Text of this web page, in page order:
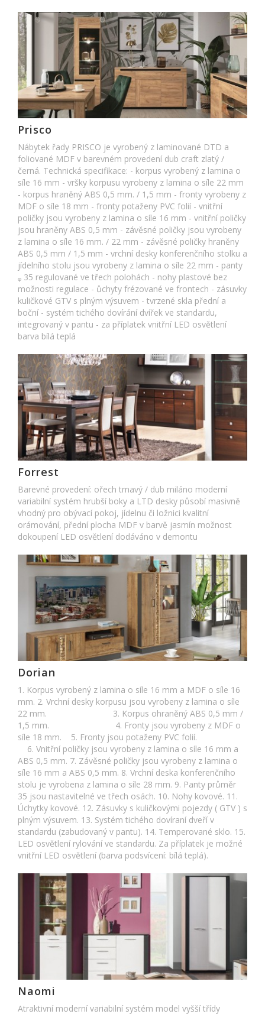
Prisco
Nábytek řady PRISCO je vyrobený z laminované DTD a
foliované MDF v barevném provedení dub craft zlatý /
černá. Technická specifikace: - korpus vyrobený z lamina o
síle 16 mm - vršky korpusu vyrobeny z lamina o síle 22 mm
- korpus hraněný ABS 0,5 mm. / 1,5 mm - fronty vyrobeny z
MDF o síle 18 mm - fronty potaženy PVC folií - vnitřní
poličky jsou vyrobeny z lamina o síle 16 mm - vnitřní poličky
jsou hraněny ABS 0,5 mm - závěsné poličky jsou vyrobeny
z lamina o síle 16 mm. / 22 mm - závěsné poličky hraněny
ABS 0,5 mm / 1,5 mm - vrchní desky konferenčního stolku a
jídelního stolu jsou vyrobeny z lamina o síle 22 mm - panty
ᵩ 35 regulované ve třech polohách - nohy plastové bez
možnosti regulace - ůchyty frézované ve frontech - zásuvky
kuličkové GTV s plným výsuvem - tvrzené skla přední a
boční - systém tichého dovírání dvířek ve standardu,
integrovaný v pantu - za příplatek vnitřní LED osvětlení
barva bílá teplá
Forrest
Barevné provedení: ořech tmavý / dub miláno moderní
variabilní systém hrubší boky a LTD desky působí masivně
vhodný pro obývací pokoj, jídelnu či ložnici kvalitní
orámování, přední plocha MDF v barvě jasmín možnost
dokoupení LED osvětlení dodáváno v demontu
Dorian
1. Korpus vyrobený z lamina o síle 16 mm a MDF o síle 16
mm. 2. Vrchní desky korpusu jsou vyrobeny z lamina o síle
22 mm. 3. Korpus ohraněný ABS 0,5 mm /
1,5 mm. 4. Fronty jsou vyrobeny z MDF o
síle 18 mm. 5. Fronty jsou potaženy PVC folií.
6. Vnitřní poličky jsou vyrobeny z lamina o síle 16 mm a
ABS 0,5 mm. 7. Závěsné poličky jsou vyrobeny z lamina o
síle 16 mm a ABS 0,5 mm. 8. Vrchní deska konferenčního
stolu je vyrobena z lamina o síle 28 mm. 9. Panty průměr
35 jsou nastavitelné ve třech osách. 10. Nohy kovové. 11.
Úchytky kovové. 12. Zásuvky s kuličkovými pojezdy ( GTV ) s
plným výsuvem. 13. Systém tichého dovíraní dveří v
standardu (zabudovaný v pantu). 14. Temperované sklo. 15.
LED osvětlení rylování ve standardu. Za příplatek je možné
vnitřní LED osvětlení (barva podsvícení: bílá teplá).
Naomi
Atraktivní moderní variabilní systém model vyšší třídy